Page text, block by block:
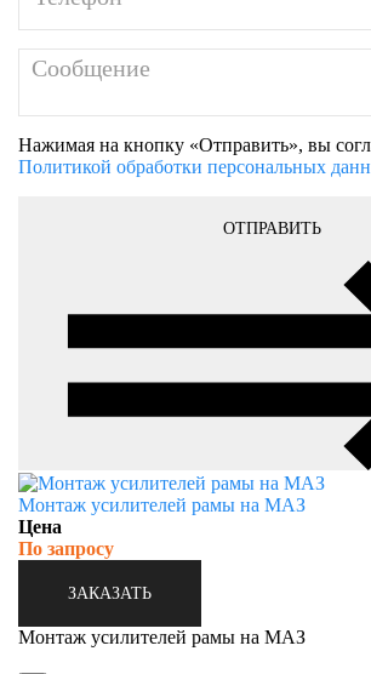
Нажимая на кнопку «Отправить», вы
Политикой обработки персональных
ОТПРАВИТЬ
Монтаж усилителей рамы на МАЗ
Цена
По запросу
ЗАКАЗАТЬ
Монтаж усилителей рамы на МАЗ